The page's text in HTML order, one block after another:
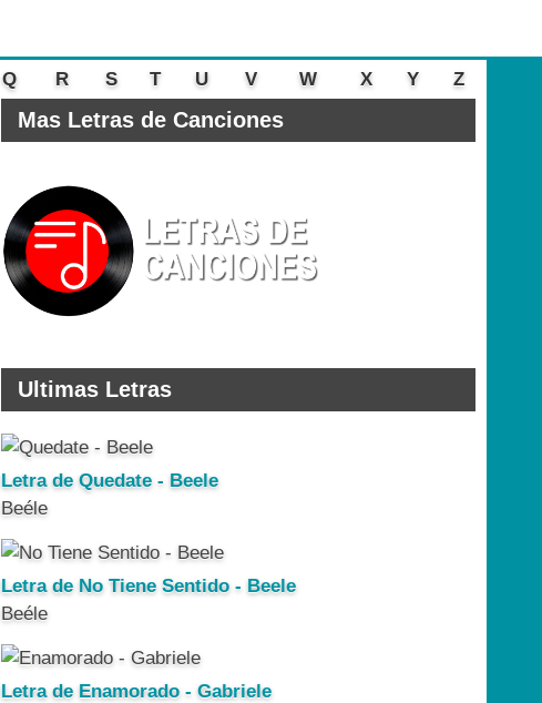
Q R S T U V W X Y
Z
Mas Letras de Canciones
Ultimas Letras
Letra de Quedate - Beele
Beéle
Letra de No Tiene Sentido - Beele
Beéle
Letra de Enamorado - Gabriele